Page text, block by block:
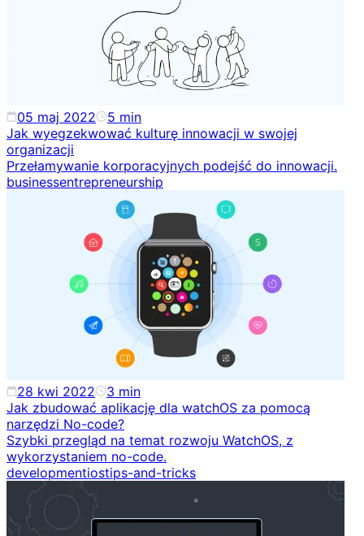
05 maj 2022 5 min
Jak wyegzekwować kulturę innowacji w swojej
organizacji
Przełamywanie korporacyjnych podejść do innowacji.
businessentrepreneurship
28 kwi 2022 3 min
Jak zbudować aplikację dla watchOS za pomocą
narzędzi No-code?
Szybki przegląd na temat rozwoju WatchOS, z
wykorzystaniem no-code.
developmentiostips-and-tricks